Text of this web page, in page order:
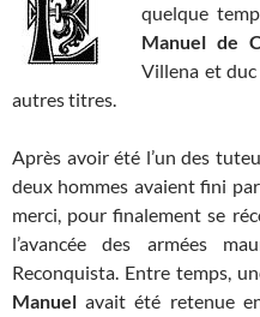
quelque
Manuel de
Villena et duc
autres titres.
Après avoir été l’un des
deux hommes avaient fini
merci, pour finalement se
l’avancée des armées
Reconquista. Entre temps,
Manuel avait été retenue